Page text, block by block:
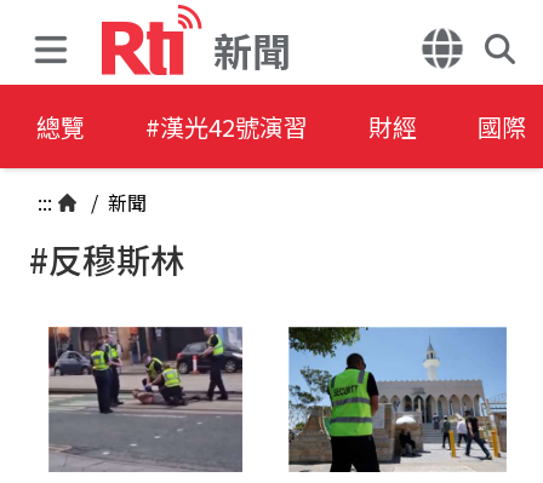
新聞
總覽 #漢光42號演習 財經 國際
::: / 新聞
#反穆斯林